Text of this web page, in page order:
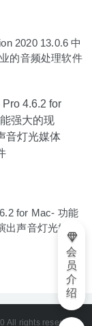
2020 13.0.6 中
的音频处理软件
for Mac- 功能
出声音灯光媒体
All rights reserved
会
员
介
绍